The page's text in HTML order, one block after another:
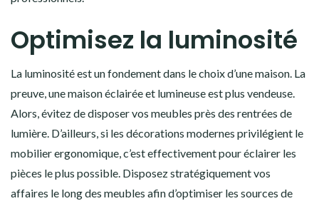
Optimisez la luminosité
La luminosité est un fondement dans le choix d’une maison. La
preuve, une maison éclairée et lumineuse est plus vendeuse.
Alors, évitez de disposer vos meubles près des rentrées de
lumière. D’ailleurs, si les décorations modernes privilégient le
mobilier ergonomique, c’est effectivement pour éclairer les
pièces le plus possible. Disposez stratégiquement vos
affaires le long des meubles afin d’optimiser les sources de